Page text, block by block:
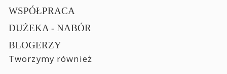
WSPÓŁPRACA
DUŻEKA - NABÓR
BLOGERZY
Tworzymy również